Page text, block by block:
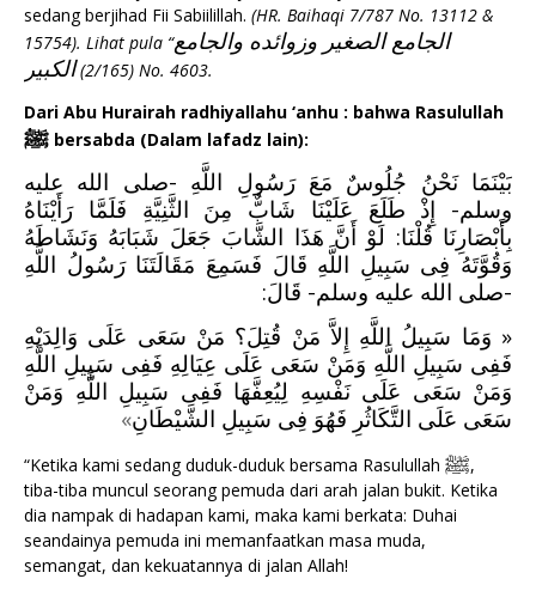
sedang berjihad Fii Sabiilillah. (HR. Baihaqi 7/787 No. 13112 &
15754). Lihat pula “الجامع الصغير وزوائده والجامع
الكبير(2/165) No. 4603.
Dari Abu Hurairah radhiyallahu ‘anhu : bahwa Rasulullah
ﷺ bersabda (Dalam lafadz lain):
بَيْنَمَا نَحْنُ جُلُوسٌ مَعَ رَسُولِ اللَّهِ -صلى الله عليه
وسلم- إِذْ طَلَعَ عَلَيْنَا شَابٌّ مِنَ الثَّنِيَّةِ فَلَمَّا رَأَيْنَاهُ
بِأَبْصَارِنَا قُلْنَا: لَوْ أَنَّ هَذَا الشَّابَ جَعَلَ شَبَابَهُ وَنَشَاطَهُ
وَقُوَّتَهُ فِى سَبِيلِ اللَّهِ قَالَ فَسَمِعَ مَقَالَتَنَا رَسُولُ اللَّهِ
-صلى الله عليه وسلم- قَالَ:
« وَمَا سَبِيلُ اللَّهِ إِلاَّ مَنْ قُتِلَ؟ مَنْ سَعَى عَلَى وَالِدَيْهِ
فَفِى سَبِيلِ اللَّهِ وَمَنْ سَعَى عَلَى عِيَالِهِ فَفِى سَبِيلِ اللَّهِ
وَمَنْ سَعَى عَلَى نَفْسِهِ لِيُعِفَّهَا فَفِى سَبِيلِ اللَّهِ وَمَنْ
سَعَى عَلَى التَّكَاثُرِ فَهُوَ فِى سَبِيلِ الشَّيْطَانِ»
“Ketika kami sedang duduk-duduk bersama Rasulullah ﷺ,
tiba-tiba muncul seorang pemuda dari arah jalan bukit. Ketika
dia nampak di hadapan kami, maka kami berkata: Duhai
seandainya pemuda ini memanfaatkan masa muda,
semangat, dan kekuatannya di jalan Allah!